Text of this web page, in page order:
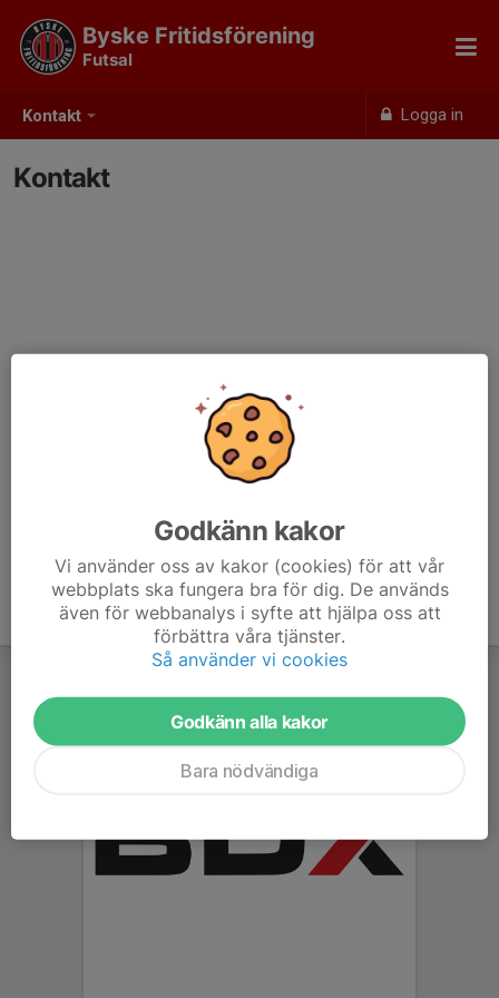
Kontakt Logga in
Byske Fritidsförening
Futsal
Kontakt
Godkänn kakor
Vi använder oss av kakor (cookies) för att vår
webbplats ska fungera bra för dig. De används
även för webbanalys i syfte att hjälpa oss att
förbättra våra tjänster.
Så använder vi cookies
Godkänn alla kakor
Bara nödvändiga